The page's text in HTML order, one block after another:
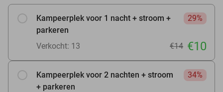
Kampeerplek voor 1 nacht + stroom +
parkeren
29%
Verkocht: 13 €14 €10
Kampeerplek voor 2 nachten + stroom
+ parkeren
34%